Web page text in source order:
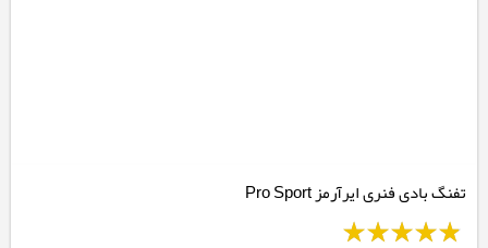
تفنگ بادی فنری ایرآرمز Pro Sport